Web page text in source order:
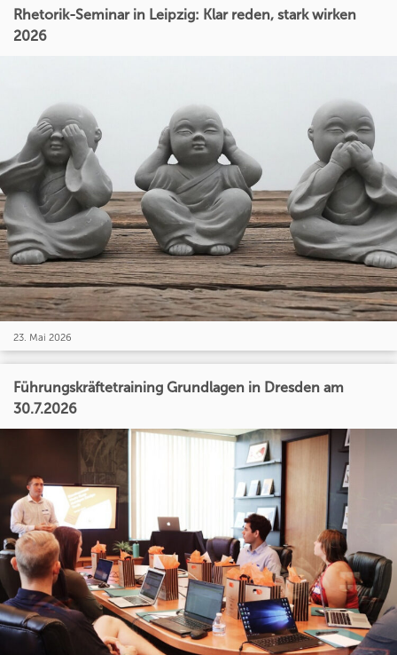
Rhetorik-Seminar in Leipzig: Klar reden, stark wirken
2026
23. Mai 2026
Führungskräftetraining Grundlagen in Dresden am
30.7.2026